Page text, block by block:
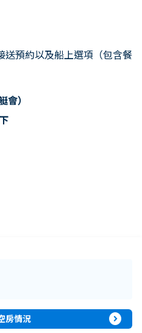
送預約以及船上選項（包含餐
）
房情況 expand_circle_right